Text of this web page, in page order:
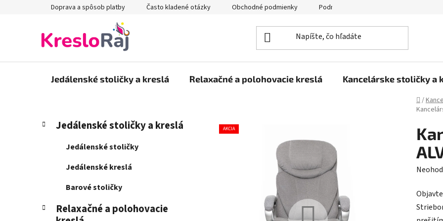
Doprava a spôsob platby Často kladené otázky Obchodné podmienky Podmienky ochrany osobných údajov
Jedálenské stoličky a kreslá Relaxačné a polohovacie kreslá Kancelárske stoličky a
Domov
/
B
n
Preskočiť
kategórie
K
a
e
Jedálenské stoličky a kreslá
Jedálenské stoličky
Jedálenské kreslá
Barové stoličky
Relaxačné a polohovacie
je
AKCIA